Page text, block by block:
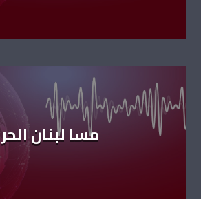
مسا لبنان الحر